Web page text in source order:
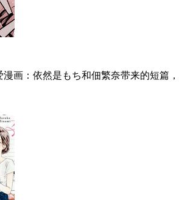
漫画：依然是もち和佃繁奈带来的短篇